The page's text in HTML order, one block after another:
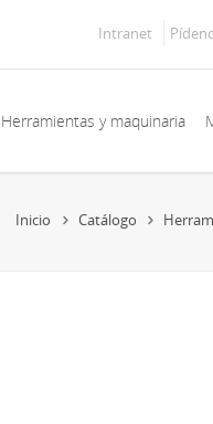
Intranet
Herramientas y maquinaria
Inicio Catálogo